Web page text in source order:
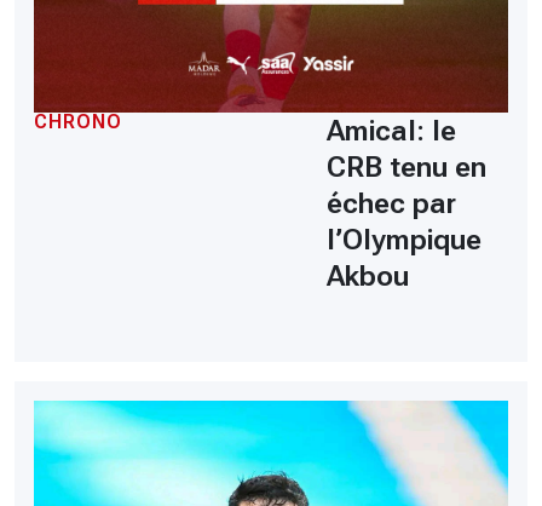
CHRONO
Amical: le
CRB tenu en
échec par
l’Olympique
Akbou